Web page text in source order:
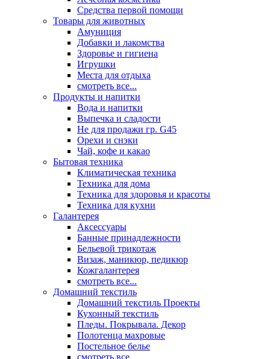
Средства первой помощи
Товары для животных
Амуниция
Добавки и лакомства
Здоровье и гигиена
Игрушки
Места для отдыха
смотреть все...
Продукты и напитки
Вода и напитки
Выпечка и сладости
Не для продажи гр. G45
Орехи и снэки
Чай, кофе и какао
Бытовая техника
Климатическая техника
Техника для дома
Техника для здоровья и красоты
Техника для кухни
Галантерея
Аксессуары
Банные принадлежности
Бельевой трикотаж
Визаж, маникюр, педикюр
Кожгалантерея
смотреть все...
Домашний текстиль
Домашний текстиль Проекты
Кухонный текстиль
Пледы. Покрывала. Декор
Полотенца махровые
Постельное белье
смотреть все...